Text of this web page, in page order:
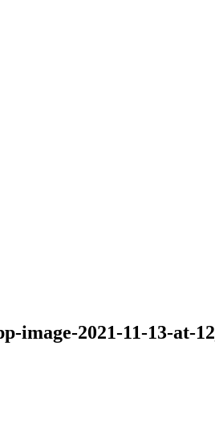
image-2021-11-13-at-